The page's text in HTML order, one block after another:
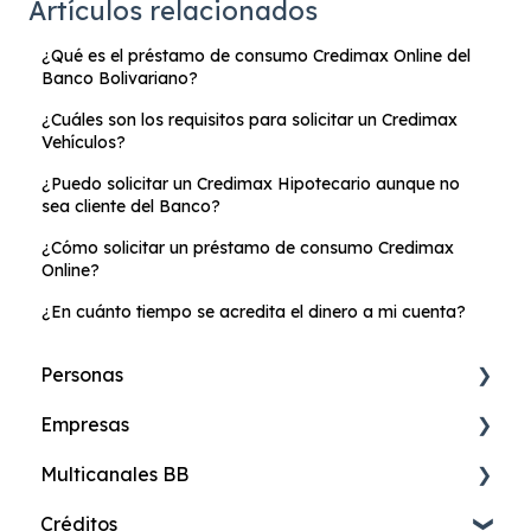
Artículos relacionados
¿Qué es el préstamo de consumo Credimax Online del
Banco Bolivariano?
¿Cuáles son los requisitos para solicitar un Credimax
Vehículos?
¿Puedo solicitar un Credimax Hipotecario aunque no
sea cliente del Banco?
¿Cómo solicitar un préstamo de consumo Credimax
Online?
¿En cuánto tiempo se acredita el dinero a mi cuenta?
Personas
Cuenta de Ahorros Online
Cuenta Más Online
Cuenta Ahorros
Empresas
Banca Digital de Empresas
Cuentas
Multicanales BB
24online Banca en Internet
Créditos